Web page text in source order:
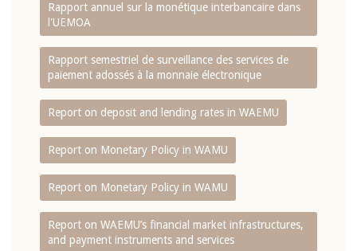
Rapport annuel sur la monétique interbancaire dans
l'UEMOA
Rapport semestriel de surveillance des services de
paiement adossés à la monnaie électronique
Report on deposit and lending rates in WAEMU
Report on Monetary Policy in WAMU
Report on Monetary Policy in WAMU
Report on WAEMU’s financial market infrastructures,
and payment instruments and services